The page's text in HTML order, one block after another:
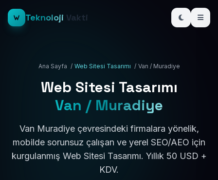
Teknoloji Vakti
Ana Sayfa / Web Sitesi Tasarımı / Van / Muradiye
Web Sitesi Tasarımı
Van / Muradiye
Van Muradiye çevresindeki firmalara yönelik,
mobilde sorunsuz çalışan ve yerel SEO/AEO için
kurgulanmış Web Sitesi Tasarımı. Yıllık 50 USD +
KDV.